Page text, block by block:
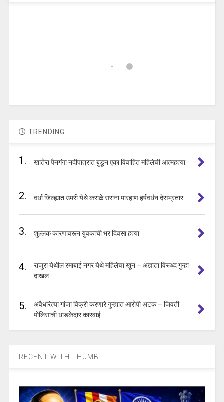
TRENDING
1. खातेरा पैनगंगा नदीपात्रात बुडून एका विवाहित महिलेची आत्महत्या
2. वर्धा जिल्ह्यात उमरी येथे कराळे सरांना मारहाण हर्षवर्धन देसभ्रतार
3. शुल्लक कारणावरून युवकाची भर दिवसा हत्या
4.
राजुरा येथील रमाबाई नगर येथे महिलेचा खून – अज्ञाता विरूध्द गुन्हा
दाखल
5.
अवैधरित्या गांजा विक्री करणारे गुन्ह्यात आरोपी अटक – जिवती
पोलिसाची धाडकेदार कारवाई.
RECENT WITH THUMB